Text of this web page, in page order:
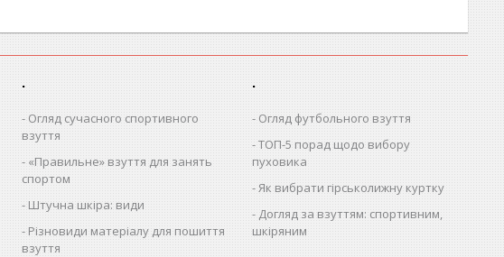
.
Огляд сучасного спортивного
взуття
«Правильне» взуття для занять
спортом
Штучна шкіра: види
Різновиди матеріалу для пошиття
взуття
.
Огляд футбольного взуття
ТОП-5 порад щодо вибору
пуховика
Як вибрати гірськолижну куртку
Догляд за взуттям: спортивним,
шкіряним